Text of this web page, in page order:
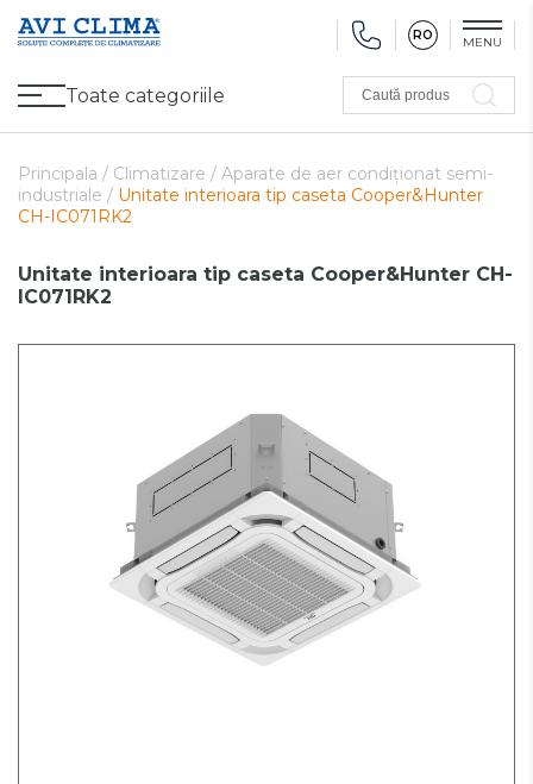
RO MENU
Toate categoriile
Climatizare
Ventilare
Caută produs
Principala / Climatizare / Aparate de aer condiționat semi-
industriale / Unitate interioara tip caseta Cooper&Hunter
CH-IC071RK2
Unitate interioara tip caseta Cooper&Hunter CH-
IC071RK2